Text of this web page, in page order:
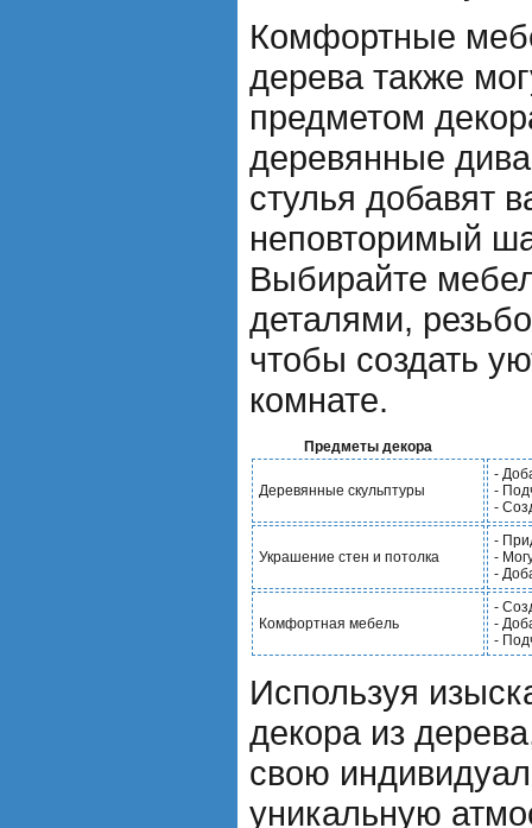
Комфортные
дерева также
предметом
деревянные
стулья добавят
неповторимый
Выбирайте
деталями,
чтобы создать
комнате.
Предметы декора
Деревянные скульптуры
-
-
-
Украшение стен и потолка
-
-
-
Комфортная мебель
-
-
-
Используя
декора из
свою
уникальную